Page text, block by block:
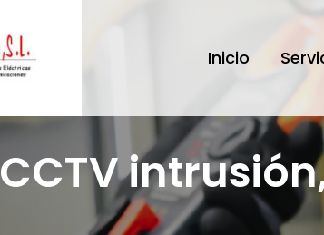
Inicio
CCTV